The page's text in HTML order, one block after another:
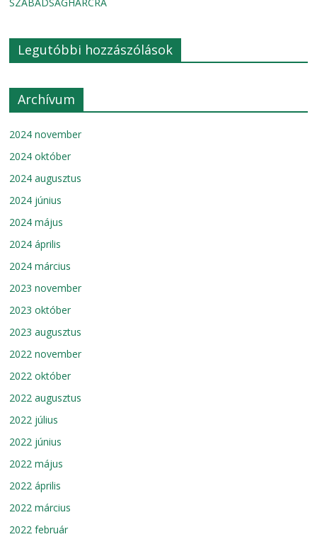
SZABADSÁGHARCRA
Legutóbbi hozzászólások
Archívum
2024 november
2024 október
2024 augusztus
2024 június
2024 május
2024 április
2024 március
2023 november
2023 október
2023 augusztus
2022 november
2022 október
2022 augusztus
2022 július
2022 június
2022 május
2022 április
2022 március
2022 február